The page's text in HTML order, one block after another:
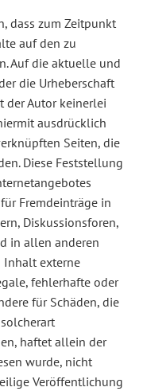
dass zum Zeitpunkt
auf den zu
Auf die aktuelle und
die Urheberschaft
der Autor keinerlei
ausdrücklich
Seiten, die
Diese Feststellung
Fremdeinträge in
Diskussionsforen,
in allen anderen
Inhalt externe
fehlerhafte oder
für Schäden, die
haftet allein der
wurde, nicht
Veröffentlichung